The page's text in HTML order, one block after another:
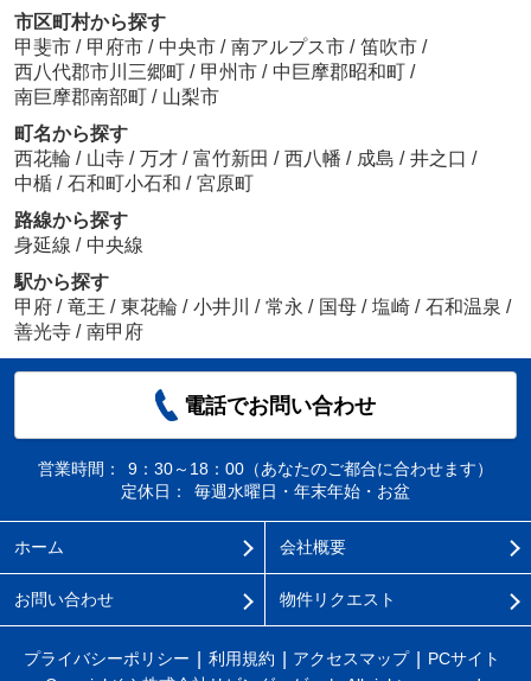
市区町村から探す
甲斐市 / 甲府市 / 中央市 / 南アルプス市 / 笛吹市 /
西八代郡市川三郷町 / 甲州市 / 中巨摩郡昭和町 /
南巨摩郡南部町 / 山梨市
町名から探す
西花輪 / 山寺 / 万才 / 富竹新田 / 西八幡 / 成島 / 井之口 /
中楯 / 石和町小石和 / 宮原町
路線から探す
身延線 / 中央線
駅から探す
甲府 / 竜王 / 東花輪 / 小井川 / 常永 / 国母 / 塩崎 / 石和温泉 /
善光寺 / 南甲府
電話でお問い合わせ
営業時間：
9：30～18：00（あなたのご都合に合わせます）
定休日：
毎週水曜日・年末年始・お盆
ホーム 会社概要
お問い合わせ 物件リクエスト
プライバシーポリシー 利用規約 アクセスマップ
PCサイト